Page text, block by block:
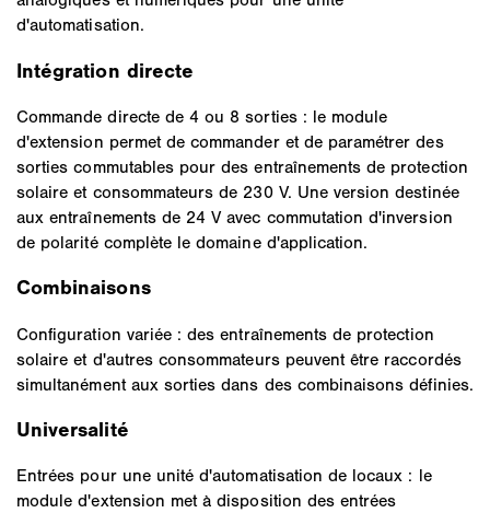
d'automatisation.
Intégration directe
Commande directe de 4 ou 8 sorties : le module
d'extension permet de commander et de paramétrer des
sorties commutables pour des entraînements de protection
solaire et consommateurs de 230 V. Une version destinée
aux entraînements de 24 V avec commutation d'inversion
de polarité complète le domaine d'application.
Combinaisons
Configuration variée : des entraînements de protection
solaire et d'autres consommateurs peuvent être raccordés
simultanément aux sorties dans des combinaisons définies.
Universalité
Entrées pour une unité d'automatisation de locaux : le
module d'extension met à disposition des entrées